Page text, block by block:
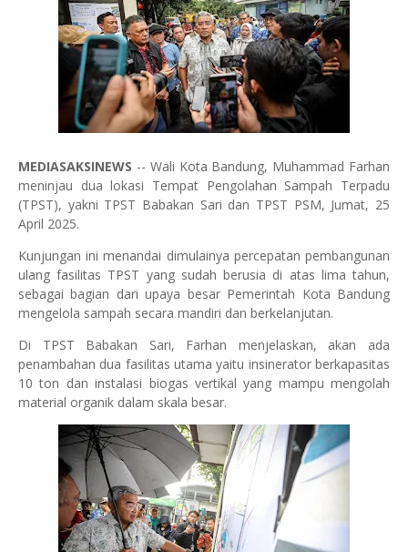
MEDIASAKSINEWS -- Wali Kota Bandung, Muhammad Farhan
meninjau dua lokasi Tempat Pengolahan Sampah Terpadu
(TPST), yakni TPST Babakan Sari dan TPST PSM, Jumat, 25
April 2025.
Kunjungan ini menandai dimulainya percepatan pembangunan
ulang fasilitas TPST yang sudah berusia di atas lima tahun,
sebagai bagian dari upaya besar Pemerintah Kota Bandung
mengelola sampah secara mandiri dan berkelanjutan.
Di TPST Babakan Sari, Farhan menjelaskan, akan ada
penambahan dua fasilitas utama yaitu insinerator berkapasitas
10 ton dan instalasi biogas vertikal yang mampu mengolah
material organik dalam skala besar.